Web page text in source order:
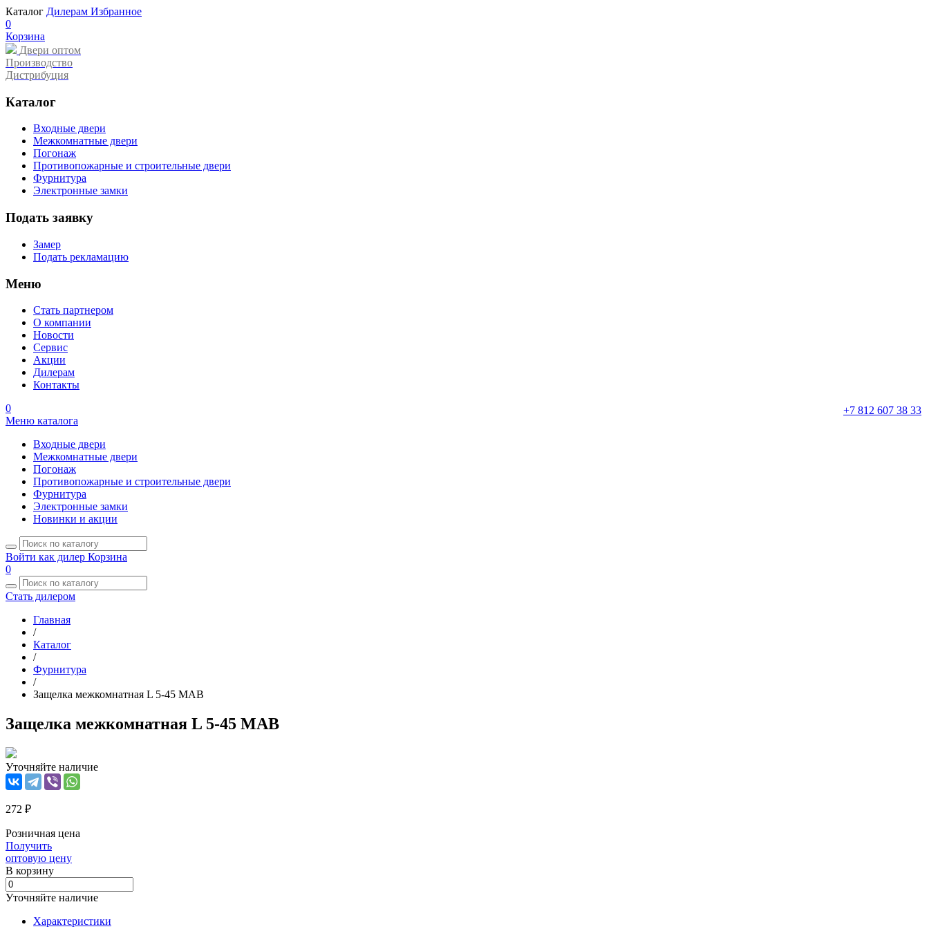
Каталог Дилерам Избранное
0
Корзина
Двери оптом
Производство
Дистрибуция
Каталог
Входные двери
Межкомнатные двери
Погонаж
Противопожарные и строительные двери
Фурнитура
Электронные замки
Подать заявку
Замер
Подать рекламацию
Меню
Стать партнером
О компании
Новости
Сервис
Акции
Дилерам
Контакты
+7 812 607 38 33
0
Меню каталога
Входные двери
Межкомнатные двери
Погонаж
Противопожарные и строительные двери
Фурнитура
Электронные замки
Новинки и акции
Войти как дилер Корзина
0
Стать дилером
Главная
/
Каталог
/
Фурнитура
/
Защелка межкомнатная L 5-45 MAB
Защелка межкомнатная L 5-45 MAB
Уточняйте наличие
272 ₽
Розничная цена
Получить
оптовую цену
В корзинy
Уточняйте наличие
Характеристики